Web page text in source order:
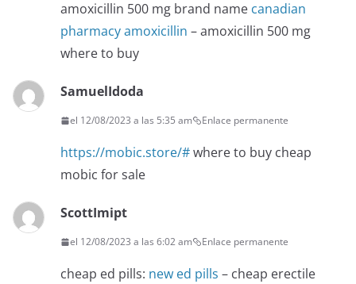
amoxicillin 500 mg brand name canadian
pharmacy amoxicillin – amoxicillin 500 mg
where to buy
SamuelIdoda
el 12/08/2023 a las 5:35 am Enlace permanente
https://mobic.store/#where to buy cheap
mobic for sale
ScottImipt
el 12/08/2023 a las 6:02 am Enlace permanente
cheap ed pills: new ed pills – cheap erectile